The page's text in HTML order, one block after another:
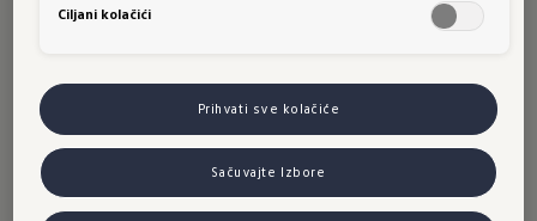
u novom
Passatu
Ciljani kolačići
Prihvati sve kolačiće
Sačuvajte Izbore